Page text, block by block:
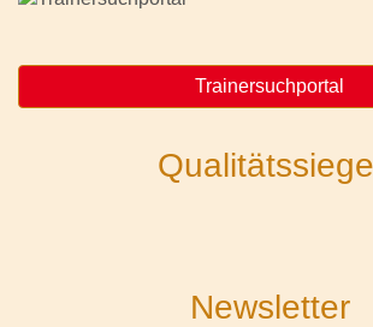
Trainersuchportal
Newsletter